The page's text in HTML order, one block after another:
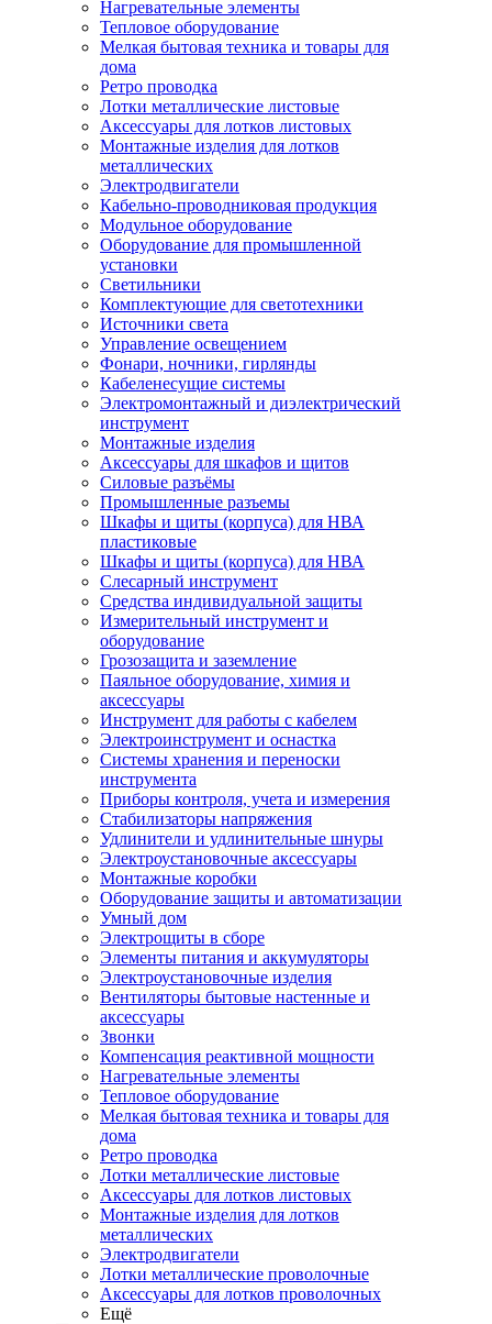
Нагревательные элементы
Тепловое оборудование
Мелкая бытовая техника и товары для
дома
Ретро проводка
Лотки металлические листовые
Аксессуары для лотков листовых
Монтажные изделия для лотков
металлических
Электродвигатели
Кабельно-проводниковая продукция
Модульное оборудование
Оборудование для промышленной
установки
Светильники
Комплектующие для светотехники
Источники света
Управление освещением
Фонари, ночники, гирлянды
Кабеленесущие системы
Электромонтажный и диэлектрический
инструмент
Монтажные изделия
Аксессуары для шкафов и щитов
Силовые разъёмы
Промышленные разъемы
Шкафы и щиты (корпуса) для НВА
пластиковые
Шкафы и щиты (корпуса) для НВА
Слесарный инструмент
Средства индивидуальной защиты
Измерительный инструмент и
оборудование
Грозозащита и заземление
Паяльное оборудование, химия и
аксессуары
Инструмент для работы с кабелем
Электроинструмент и оснастка
Системы хранения и переноски
инструмента
Приборы контроля, учета и измерения
Стабилизаторы напряжения
Удлинители и удлинительные шнуры
Электроустановочные аксессуары
Монтажные коробки
Оборудование защиты и автоматизации
Умный дом
Электрощиты в сборе
Элементы питания и аккумуляторы
Электроустановочные изделия
Вентиляторы бытовые настенные и
аксессуары
Звонки
Компенсация реактивной мощности
Нагревательные элементы
Тепловое оборудование
Мелкая бытовая техника и товары для
дома
Ретро проводка
Лотки металлические листовые
Аксессуары для лотков листовых
Монтажные изделия для лотков
металлических
Электродвигатели
Лотки металлические проволочные
Аксессуары для лотков проволочных
Ещё